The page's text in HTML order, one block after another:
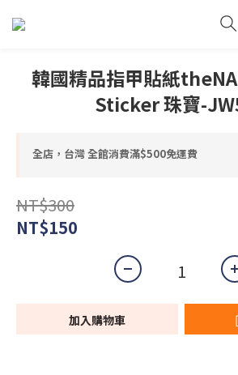
韓國精品指甲貼紙
Sticker 珠寶-
全店，台灣 全館消費滿$500免運費
NT$300
NT$150
加入購物車